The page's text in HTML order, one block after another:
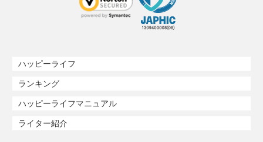
ハッピーライフ
ランキング
ハッピーライフマニュアル
ライター紹介